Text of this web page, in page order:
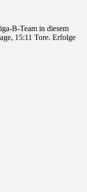
B-Team in diesem
15:11 Tore. Erfolge